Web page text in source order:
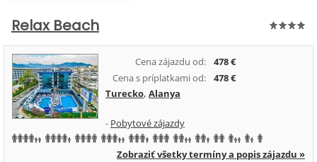
Relax Beach
Cena zájazdu od:
478 €
Cena s príplatkami od:
478 €
Turecko, Alanya
- Pobytové zájazdy
Zobraziť všetky termíny a popis zájazdu »